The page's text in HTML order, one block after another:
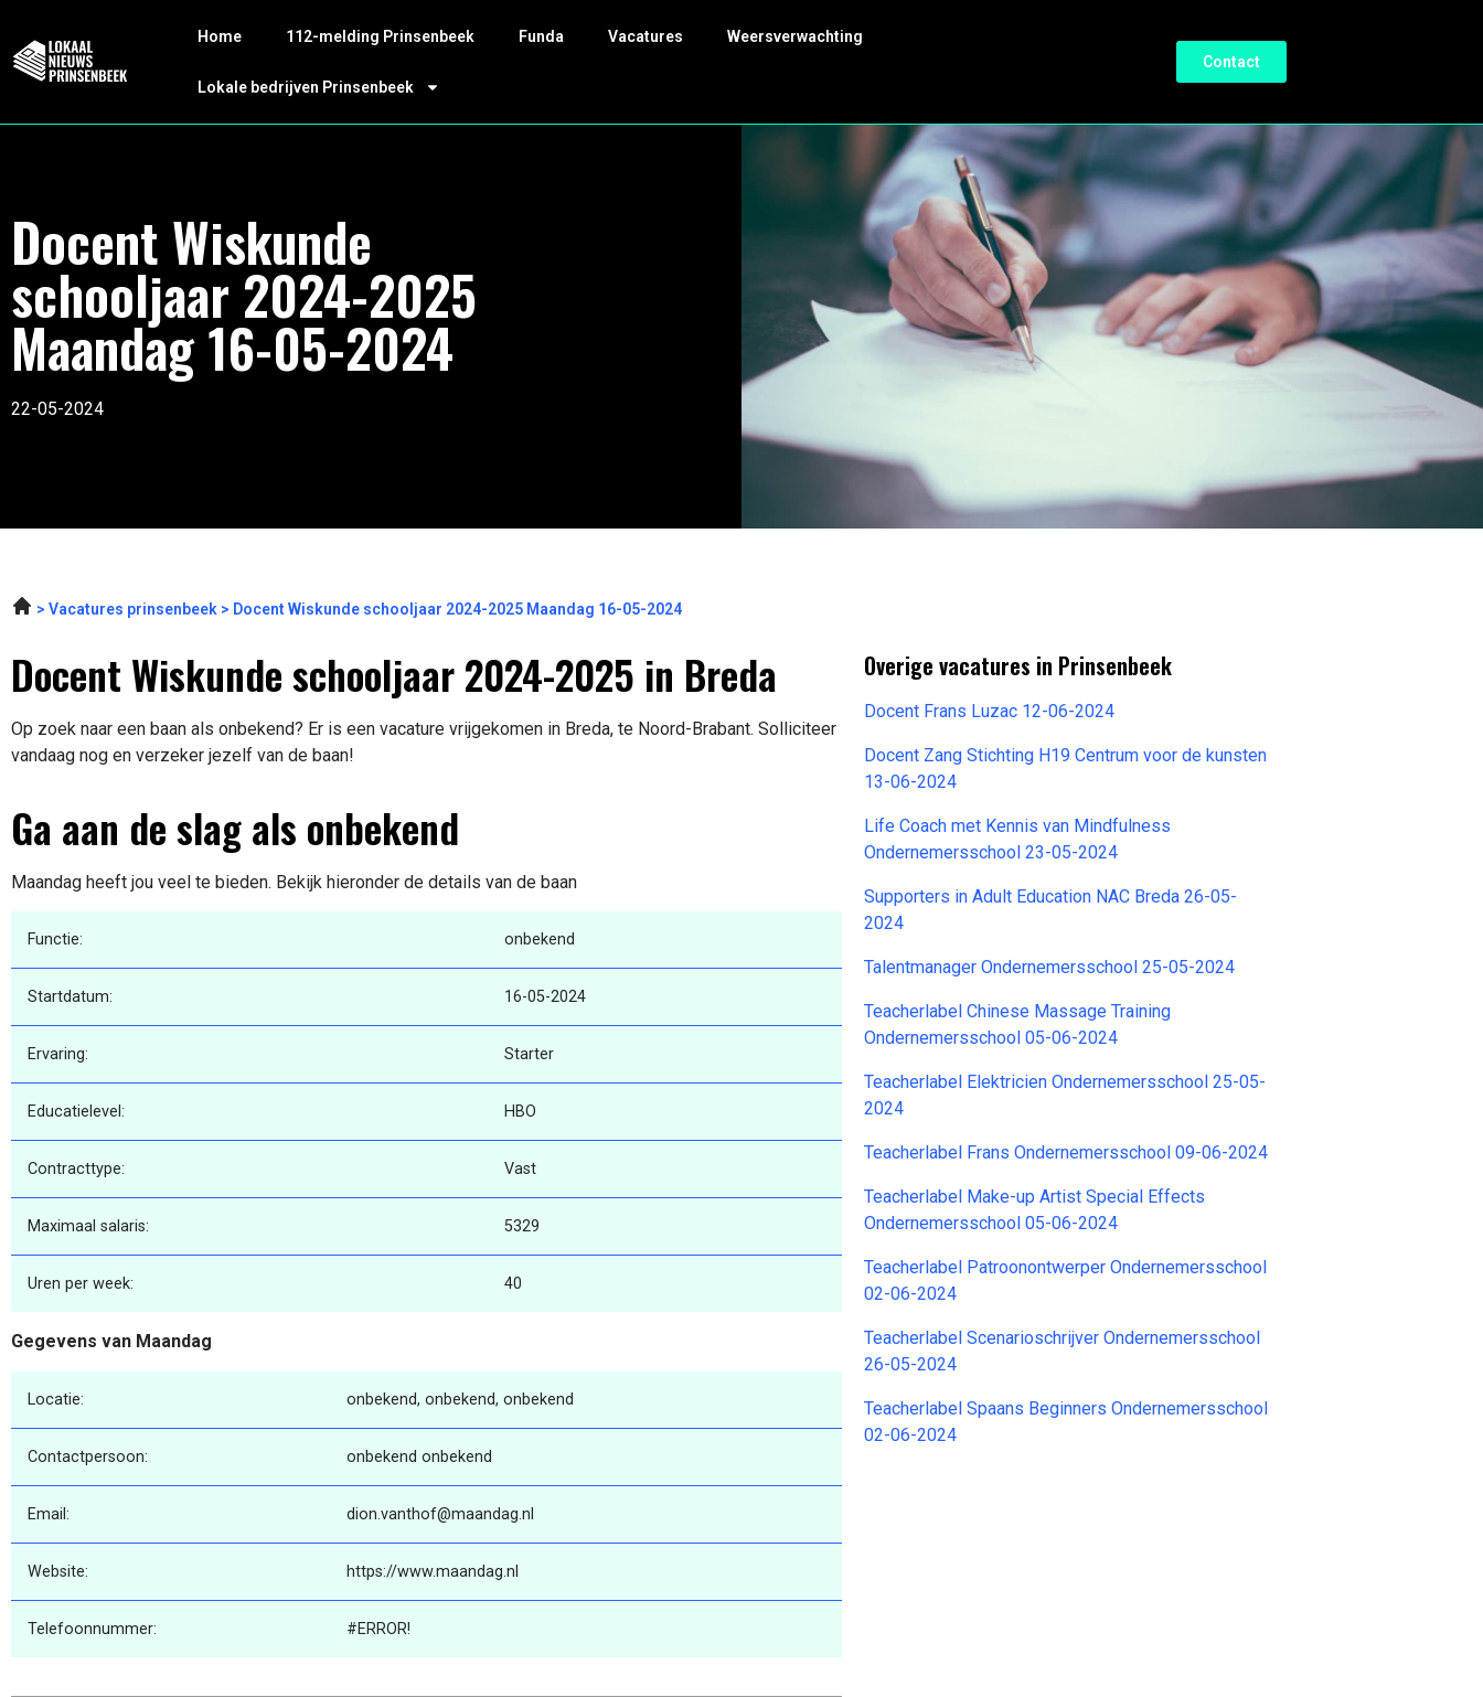
Home 112-melding Prinsenbeek Funda Vacatures Weersverwachting
Lokale bedrijven Prinsenbeek
Contact
Docent Wiskunde
schooljaar 2024-2025
Maandag 16-05-2024
22-05-2024
Vacatures prinsenbeek Docent Wiskunde schooljaar 2024-2025 Maandag 16-05-2024
Docent Wiskunde schooljaar 2024-2025 in Breda
Op zoek naar een baan als onbekend? Er is een vacature vrijgekomen in Breda, te Noord-Brabant. Solliciteer
vandaag nog en verzeker jezelf van de baan!
Ga aan de slag als onbekend
Maandag heeft jou veel te bieden. Bekijk hieronder de details van de baan
Functie: onbekend
Startdatum: 16-05-2024
Ervaring: Starter
Educatielevel: HBO
Contracttype: Vast
Maximaal salaris: 5329
Uren per week: 40
Gegevens van Maandag
Locatie: onbekend, onbekend, onbekend
Contactpersoon: onbekend onbekend
Email: dion.vanthof@maandag.nl
Website: https://www.maandag.nl
Telefoonnummer: #ERROR!
Overige vacatures in Prinsenbeek
Docent Frans Luzac 12-06-2024
Docent Zang Stichting H19 Centrum voor de kunsten
13-06-2024
Life Coach met Kennis van Mindfulness
Ondernemersschool 23-05-2024
Supporters in Adult Education NAC Breda 26-05-
2024
Talentmanager Ondernemersschool 25-05-2024
Teacherlabel Chinese Massage Training
Ondernemersschool 05-06-2024
Teacherlabel Elektricien Ondernemersschool 25-05-
2024
Teacherlabel Frans Ondernemersschool 09-06-2024
Teacherlabel Make-up Artist Special Effects
Ondernemersschool 05-06-2024
Teacherlabel Patroonontwerper Ondernemersschool
02-06-2024
Teacherlabel Scenarioschrijver Ondernemersschool
26-05-2024
Teacherlabel Spaans Beginners Ondernemersschool
02-06-2024